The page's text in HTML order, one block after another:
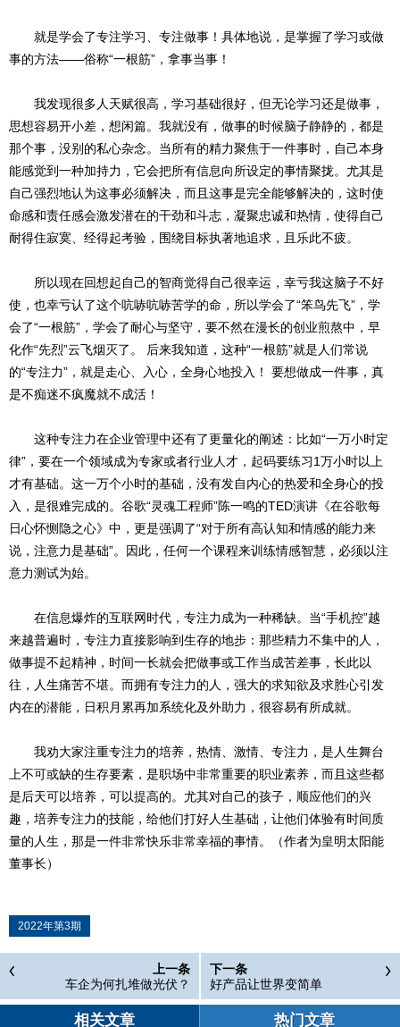
就是学会了专注学习、专注做事！具体地说，是掌握了学习或做
事的方法——俗称“一根筋”，拿事当事！
我发现很多人天赋很高，学习基础很好，但无论学习还是做事，
思想容易开小差，想闲篇。我就没有，做事的时候脑子静静的，都是
那个事，没别的私心杂念。当所有的精力聚焦于一件事时，自己本身
能感觉到一种加持力，它会把所有信息向所设定的事情聚拢。尤其是
自己强烈地认为这事必须解决，而且这事是完全能够解决的，这时使
命感和责任感会激发潜在的干劲和斗志，凝聚忠诚和热情，使得自己
耐得住寂寞、经得起考验，围绕目标执著地追求，且乐此不疲。
所以现在回想起自己的智商觉得自己很幸运，幸亏我这脑子不好
使，也幸亏认了这个吭哧吭哧苦学的命，所以学会了“笨鸟先飞”，学
会了“一根筋”，学会了耐心与坚守，要不然在漫长的创业煎熬中，早
化作“先烈”云飞烟灭了。 后来我知道，这种“一根筋”就是人们常说
的“专注力”，就是走心、入心，全身心地投入！ 要想做成一件事，真
是不痴迷不疯魔就不成活！
这种专注力在企业管理中还有了更量化的阐述：比如“一万小时定
律”，要在一个领域成为专家或者行业人才，起码要练习1万小时以上
才有基础。这一万个小时的基础，没有发自内心的热爱和全身心的投
入，是很难完成的。谷歌“灵魂工程师”陈一鸣的TED演讲《在谷歌每
日心怀恻隐之心》中，更是强调了“对于所有高认知和情感的能力来
说，注意力是基础”。因此，任何一个课程来训练情感智慧，必须以注
意力测试为始。
在信息爆炸的互联网时代，专注力成为一种稀缺。当“手机控”越
来越普遍时，专注力直接影响到生存的地步：那些精力不集中的人，
做事提不起精神，时间一长就会把做事或工作当成苦差事，长此以
往，人生痛苦不堪。而拥有专注力的人，强大的求知欲及求胜心引发
内在的潜能，日积月累再加系统化及外助力，很容易有所成就。
我劝大家注重专注力的培养，热情、激情、专注力，是人生舞台
上不可或缺的生存要素，是职场中非常重要的职业素养，而且这些都
是后天可以培养，可以提高的。尤其对自己的孩子，顺应他们的兴
趣，培养专注力的技能，给他们打好人生基础，让他们体验有时间质
量的人生，那是一件非常快乐非常幸福的事情。（作者为皇明太阳能
董事长）
2022年第3期
上一条
车企为何扎堆做光伏？
下一条
好产品让世界变简单
相关文章 热门文章